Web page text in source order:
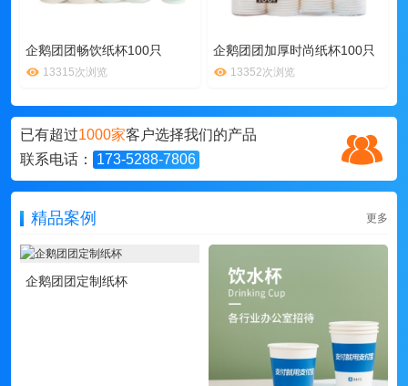
企鹅团团畅饮纸杯100只
13315次浏览
企鹅团团加厚时尚纸杯100只
13352次浏览
已有超过1000家客户选择我们的产品
联系电话：
173-5288-7806
精品案例 更多
企鹅团团定制纸杯